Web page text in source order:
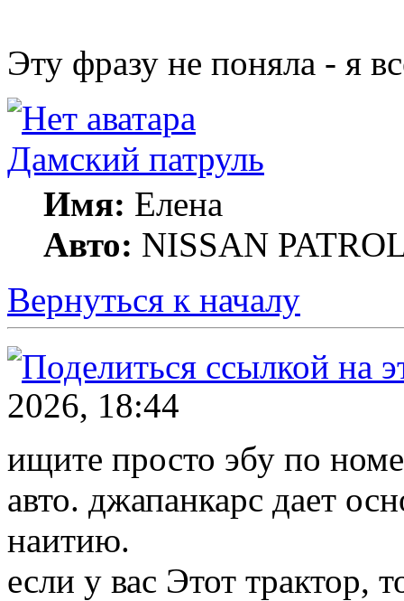
Эту фразу не поняла - я
Дамский патруль
Имя: Елена
Авто: NISSAN
Вернуться к началу
2026, 18:44
ищите просто эбу по
авто. джапанкарс дает
наитию.
если у вас Этот